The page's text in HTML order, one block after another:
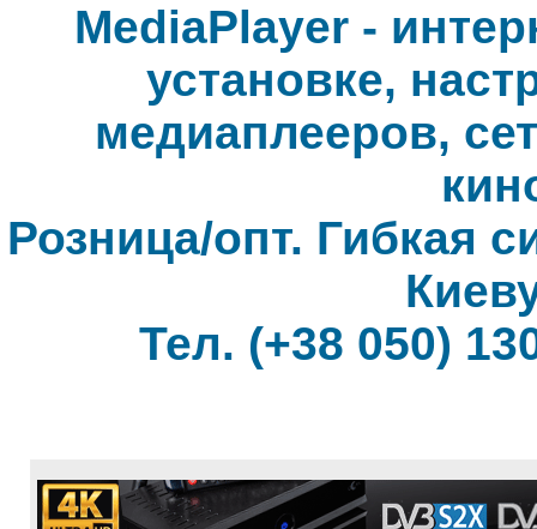
MediaPlayer -
установке,
медиаплееров,
Розница/опт. Гибкая
Тел. (+38 050)